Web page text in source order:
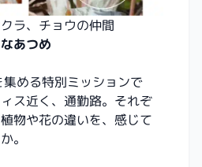
ラ、チョウの仲間
あつめ
める特別ミッションで
ス近く、通勤路。それぞ
物や花の違いを、感じて
。